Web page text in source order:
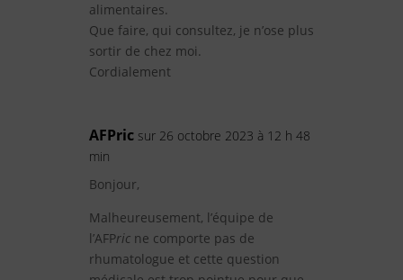
alimentaires.
Que faire, qui consultez, je n’ose plus
sortir de chez moi.
Cordialement
AFPric sur 26 octobre 2023 à 12 h 48
min
Bonjour,
Malheureusement, l’équipe de
l’AFPricne comporte pas de
rhumatologue et cette question